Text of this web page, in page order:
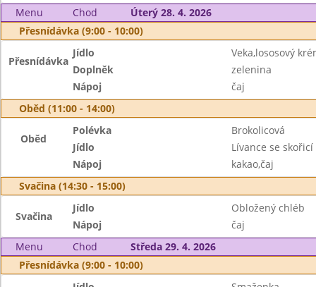
Menu
Chod
Úterý 28. 4. 2026
Přesnídávka (9:00 - 10:00)
Přesnídávka
Jídlo
Veka,lososový
Doplněk
zelenina
Nápoj
čaj
Oběd (11:00 - 14:00)
Oběd
Polévka
Brokolicová
Jídlo
Lívance se skořicí
Nápoj
kakao,čaj
Svačina (14:30 - 15:00)
Svačina
Jídlo
Obložený chléb
Nápoj
čaj
Menu
Chod
Středa 29. 4. 2026
Přesnídávka (9:00 - 10:00)